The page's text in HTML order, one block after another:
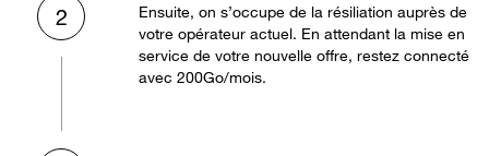
2
Ensuite, on s’occupe de la résiliation auprès de
votre opérateur actuel. En attendant la mise en
service de votre nouvelle offre, restez connecté
avec 200Go/mois.